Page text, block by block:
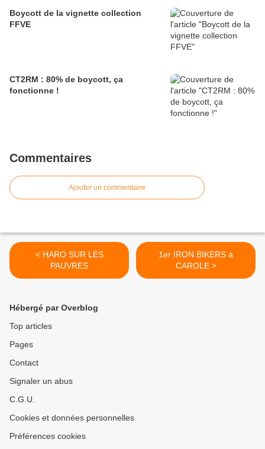
Boycott de la vignette collection
FFVE
CT2RM : 80% de boycott, ça
fonctionne !
Commentaires
Ajouter un commentaire
< HARO SUR LES
PAUVRES
1er IRON BIKERS à
CAROLE >
Hébergé par Overblog
Top articles
Pages
Contact
Signaler un abus
C.G.U.
Cookies et données personnelles
Préférences cookies